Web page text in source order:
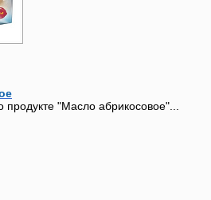
"Масло абрикосовое"...